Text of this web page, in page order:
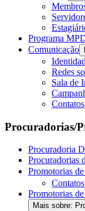
Programa
Comunicação
Redes
Sala de
Contatos
Procuradorias/
Procuradoria
Procuradorias
Promotorias de
Promotorias
Mais sobre: